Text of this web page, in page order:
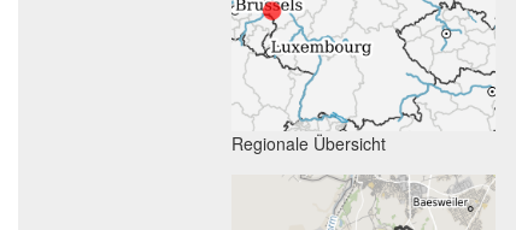
Regionale Übersicht